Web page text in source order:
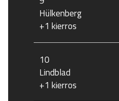
Hülkenberg
+1 kierros
10
Lindblad
+1 kierros